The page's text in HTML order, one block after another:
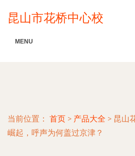
昆山市花桥中心校
MENU
当前位置： 首页 > 产品大全 > 昆山
崛起，呼声为何盖过京津？